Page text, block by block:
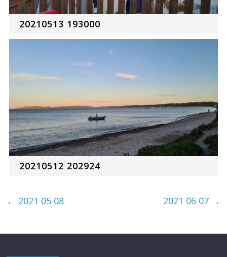
20210513 193000
20210512 202924
← 2021 05 08 2021 06 07 →